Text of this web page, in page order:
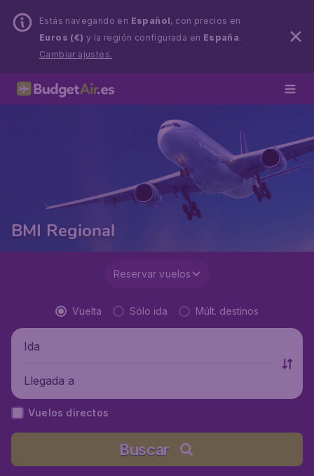
Estás navegando en Español, con precios en
Euros (€) y la región configurada en España.
Cambiar ajustes.
BMI Regional
Reservar vuelos
Vuelta Sólo ida Múlt. destinos
Ida
Llegada a
Vuelos directos
Buscar